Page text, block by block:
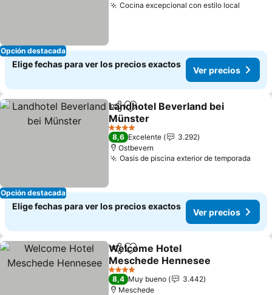
Opción destacada
Cocina excepcional con estilo local
Elige fechas para ver los precios exactos
Ver precios
Opción destacada
CompartirAgregar a favoritos
Landhotel Beverland bei
Münster
4 Estrellas
8,6 Excelente
3.292
Ostbevern
Oasis de piscina exterior de temporada
Elige fechas para ver los precios exactos
Ver precios
CompartirAgregar a favoritos
Welcome Hotel
Meschede Hennesee
4 Estrellas
8,4 Muy bueno
3.442
Meschede